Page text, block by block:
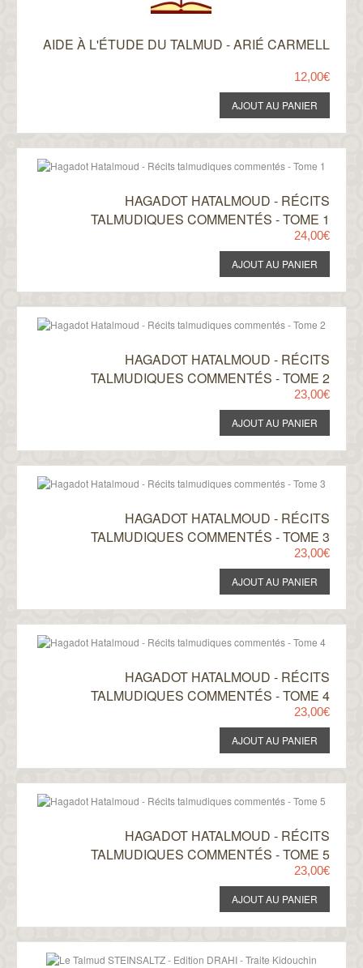
AIDE À L'ÉTUDE DU TALMUD - ARIÉ CARMELL
12,00€
HAGADOT HATALMOUD - RÉCITS
TALMUDIQUES COMMENTÉS - TOME 1
24,00€
HAGADOT HATALMOUD - RÉCITS
TALMUDIQUES COMMENTÉS - TOME 2
23,00€
HAGADOT HATALMOUD - RÉCITS
TALMUDIQUES COMMENTÉS - TOME 3
23,00€
HAGADOT HATALMOUD - RÉCITS
TALMUDIQUES COMMENTÉS - TOME 4
23,00€
HAGADOT HATALMOUD - RÉCITS
TALMUDIQUES COMMENTÉS - TOME 5
23,00€